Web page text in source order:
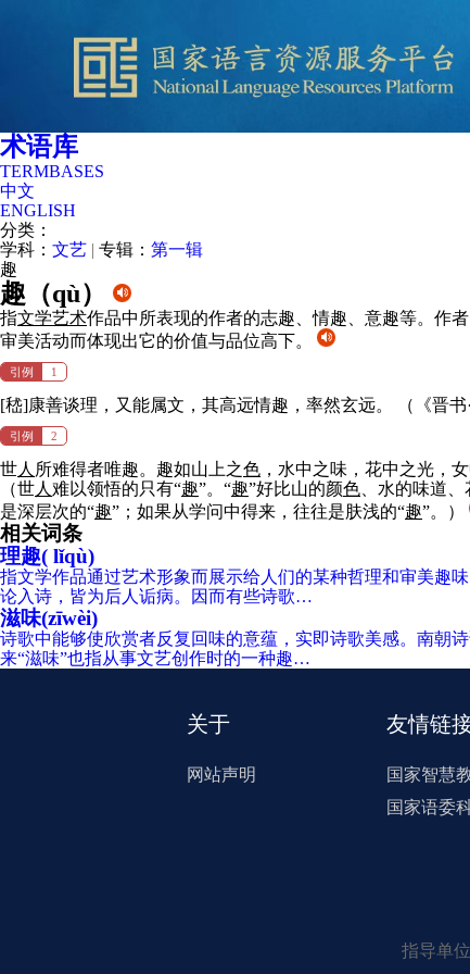
术语库
TERMBASES
中文
ENGLISH
分类：
学科： 文艺 | 专辑： 第一辑
趣
趣（qù）
指文学艺术作品中所表现的作者的志趣、情趣、意趣等。作
审美活动而体现出它的价值与品位高下。
引例 1
[嵇]康善谈理，又能属文，其高远情趣，率然玄远。 （《晋
引例 2
世人 所难得者唯趣。趣如山上之色 ，水中之味，花中之光，
（世人 难以领悟的只有“趣”。“趣”好比山的颜色 、水的味道
是深层次的“趣”；如果从学问中得来，往往是肤浅的“趣”。）
相关词条
理趣( lǐqù)
指文学作品通过艺术形象而展示给人们的某种哲理和审美趣
论入诗，皆为后人诟病。因而有些诗歌…
滋味(zīwèi)
诗歌中能够使欣赏者反复回味的意蕴，实即诗歌美感。南朝
来“滋味”也指从事文艺创作时的一种趣…
关于
网站声明
友情链
国家智慧
国家语委
指导单